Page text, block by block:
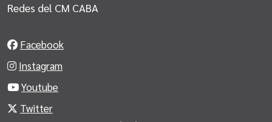
Redes del CM CABA
Facebook
Instagram
Youtube
Twitter